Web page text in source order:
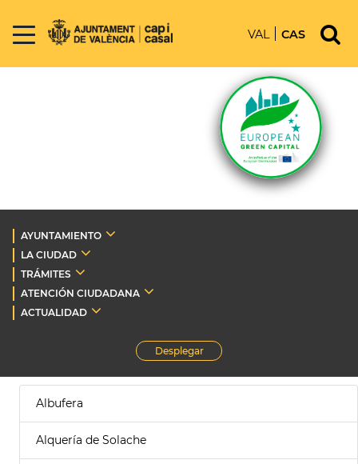
VAL CAS
AYUNTAMIENTO
LA CIUDAD
TRÁMITES
ATENCIÓN CIUDADANA
ACTUALIDAD
Desplegar
Albufera
Alquería de Solache